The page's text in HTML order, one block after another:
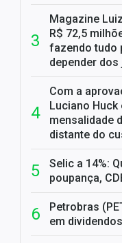
Magazine
R$ 72,5
fazendo tudo
depender dos
Com a
Luciano Huck
mensalidade
distante do
Selic a 14%:
poupança,
Petrobras
em